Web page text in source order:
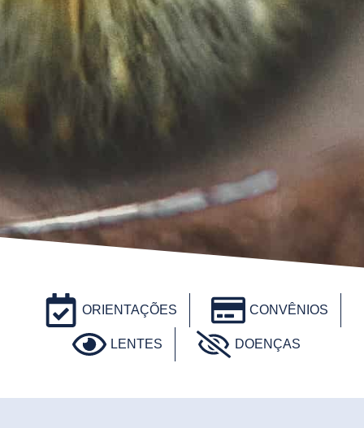
ORIENTAÇÕES CONVÊNIOS
LENTES DOENÇAS